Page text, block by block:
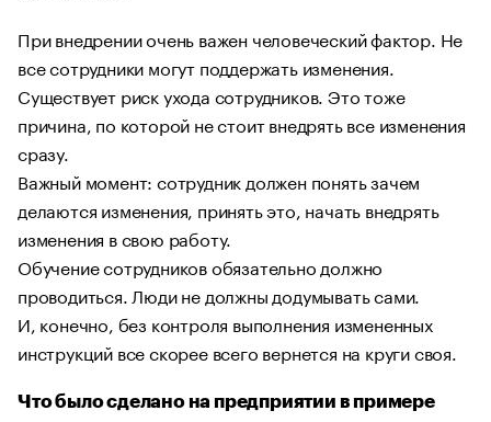
При внедрении очень важен человеческий фактор. Не
все сотрудники могут поддержать изменения.
Существует риск ухода сотрудников. Это тоже
причина, по которой не стоит внедрять все изменения
сразу.
Важный момент: сотрудник должен понять зачем
делаются изменения, принять это, начать внедрять
изменения в свою работу.
Обучение сотрудников обязательно должно
проводиться. Люди не должны додумывать сами.
И, конечно, без контроля выполнения измененных
инструкций все скорее всего вернется на круги своя.
Что было сделано на предприятии в примере